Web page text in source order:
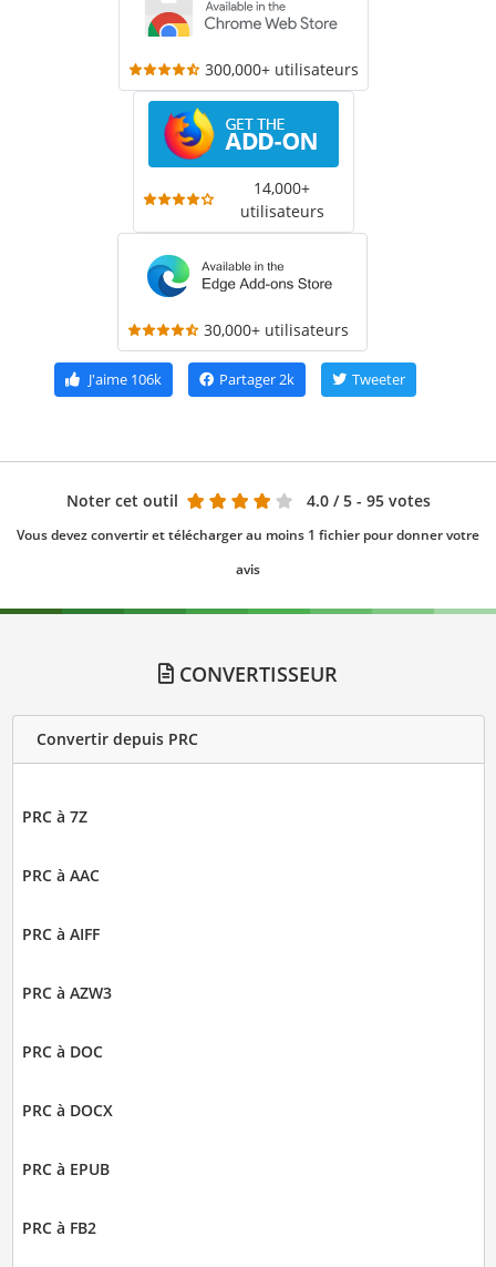
300,000+ utilisateurs
14,000+
utilisateurs
30,000+ utilisateurs
J'aime106k Partager2k Tweeter
Noter cet outil 4.0 / 5 - 95 votes
Vous devez convertir et télécharger au moins 1 fichier pour donner votre
avis
CONVERTISSEUR
Convertir depuis PRC
PRC à 7Z
PRC à AAC
PRC à AIFF
PRC à AZW3
PRC à DOC
PRC à DOCX
PRC à EPUB
PRC à FB2